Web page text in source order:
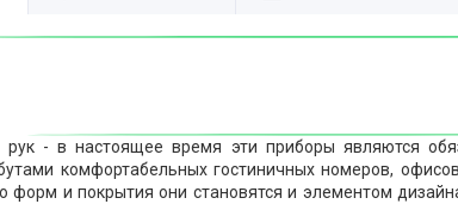
- в настоящее время эти приборы являются
комфортабельных гостиничных номеров,
форм и покрытия они становятся и элементом